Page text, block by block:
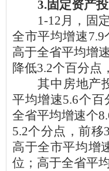
3.固定资产
1-12月
，固
全市平均增速7.9
高于全省平均增
降低3.2个百分点，
其中房地产
平均增速5.6个百
全省平均增速个
5.2个分点，前移3
高于全市平均增
位； 高于全省平